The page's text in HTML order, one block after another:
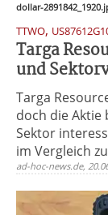
dollar-
TTWO,
Targa
und
Targa
doch die Aktie
Sektor
im Vergleich
ad-hoc-news.de,